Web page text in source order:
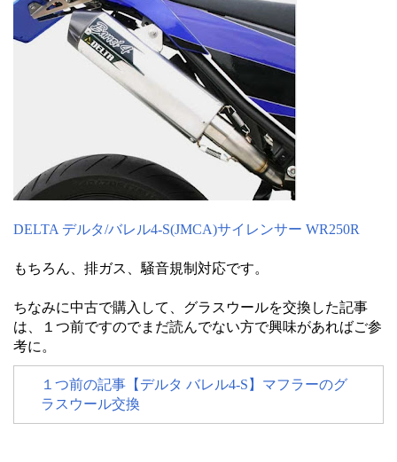
DELTA デルタ/バレル4-S(JMCA)サイレンサー WR250R
もちろん、排ガス、騒音規制対応です。
ちなみに中古で購入して、グラスウールを交換した記事
は、１つ前ですのでまだ読んでない方で興味があればご参
考に。
１つ前の記事【デルタ バレル4-S】マフラーのグ
ラスウール交換